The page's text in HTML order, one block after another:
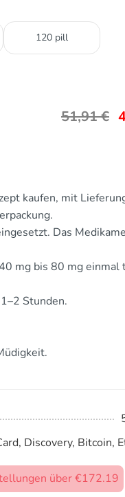
120 pill
51,91€
kaufen, mit
Das
mg bis 80 mg einmal
Stunden.
Discovery, Bitcoin,
über €172.19